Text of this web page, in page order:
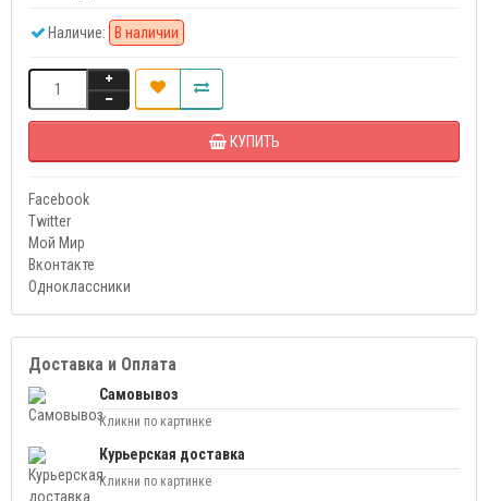
Наличие: В наличии
КУПИТЬ
Facebook
Twitter
Мой Мир
Вконтакте
Одноклассники
Доставка и Оплата
Самовывоз
Кликни по картинке
Курьерская доставка
Кликни по картинке